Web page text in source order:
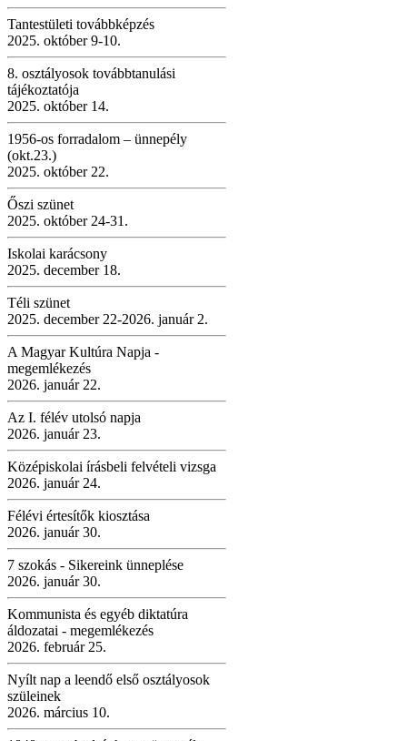
Tantestületi továbbképzés
2025. október 9-10.
8. osztályosok továbbtanulási
tájékoztatója
2025. október 14.
1956-os forradalom – ünnepély
(okt.23.)
2025. október 22.
Őszi szünet
2025. október 24-31.
Iskolai karácsony
2025. december 18.
Téli szünet
2025. december 22-2026. január 2.
A Magyar Kultúra Napja -
megemlékezés
2026. január 22.
Az I. félév utolsó napja
2026. január 23.
Középiskolai írásbeli felvételi vizsga
2026. január 24.
Félévi értesítők kiosztása
2026. január 30.
7 szokás - Sikereink ünneplése
2026. január 30.
Kommunista és egyéb diktatúra
áldozatai - megemlékezés
2026. február 25.
Nyílt nap a leendő első osztályosok
szüleinek
2026. március 10.